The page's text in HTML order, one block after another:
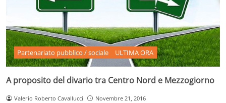
Partenariato pubblico / sociale ULTIMA ORA
A proposito del divario tra Centro Nord e Mezzogiorno
Valerio Roberto Cavallucci Novembre 21, 2016